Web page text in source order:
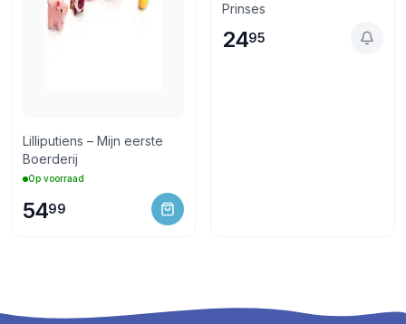
Lilliputiens – Mijn eerste
Boerderij
Op voorraad
5499
Prinses
2495